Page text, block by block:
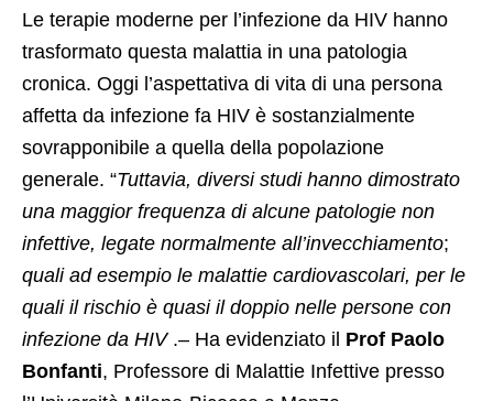
Le terapie moderne per l’infezione da HIV hanno
trasformato questa malattia in una patologia
cronica. Oggi l’aspettativa di vita di una persona
affetta da infezione fa HIV è sostanzialmente
sovrapponibile a quella della popolazione
generale. “Tuttavia, diversi studi hanno dimostrato
una maggior frequenza di alcune patologie non
infettive, legate normalmente all’invecchiamento;
quali ad esempio le malattie cardiovascolari, per le
quali il rischio è quasi il doppio nelle persone con
infezione da HIV.– Ha evidenziato il Prof Paolo
Bonfanti, Professore di Malattie Infettive presso